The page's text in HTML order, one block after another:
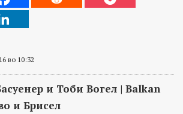
во 10:32
и Тоби Вогел | Balkan
и Брисел